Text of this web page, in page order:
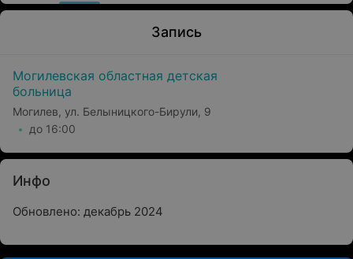
Запись
Могилевская областная детская
больница
Могилев, ул. Белыницкого-Бирули, 9
до 16:00
Инфо
Обновлено: декабрь 2024